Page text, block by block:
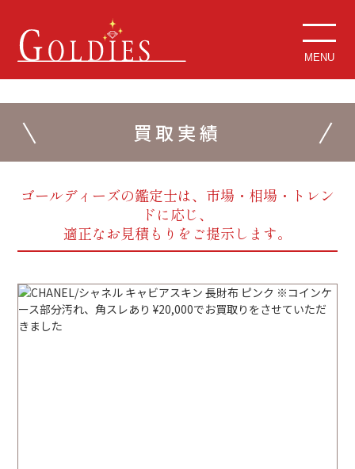
MENU
買取実績
ゴールディーズの鑑定士は、市場・相場・トレン
ドに応じ、
適正なお見積もりをご提示します。